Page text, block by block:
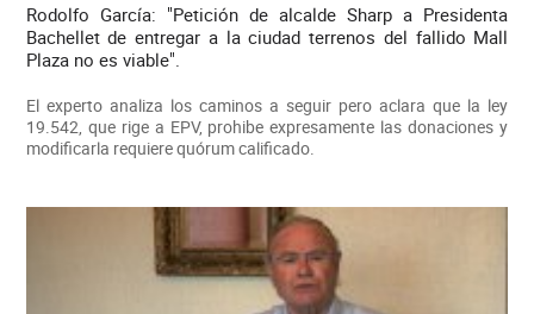
Rodolfo García: "Petición de alcalde Sharp a Presidenta
Bachellet de entregar a la ciudad terrenos del fallido Mall
Plaza no es viable".
El experto analiza los caminos a seguir pero aclara que la ley
19.542, que rige a EPV, prohibe expresamente las donaciones y
modificarla requiere quórum calificado.